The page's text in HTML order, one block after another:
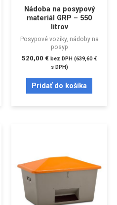
Nádoba na posypový
materiál GRP – 550
litrov
Posypové vozíky, nádoby na
posyp
520,00 € bez DPH (639,60€
s DPH)
Pridať do košíka